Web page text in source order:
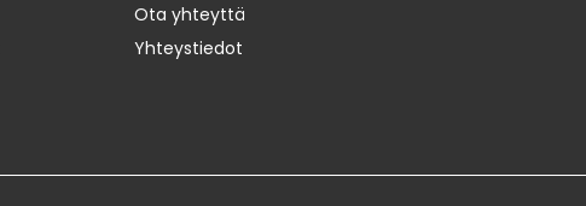
Ota yhteyttä
Yhteystiedot